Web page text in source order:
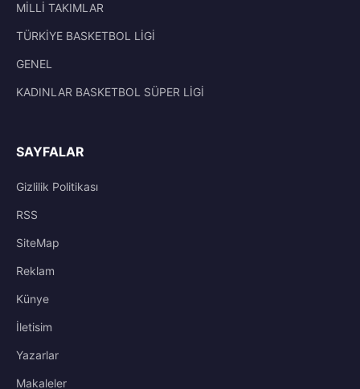
MİLLİ TAKIMLAR
TÜRKİYE BASKETBOL LİGİ
GENEL
KADINLAR BASKETBOL SÜPER LİGİ
SAYFALAR
Gizlilik Politikası
RSS
SiteMap
Reklam
Künye
İletisim
Yazarlar
Makaleler